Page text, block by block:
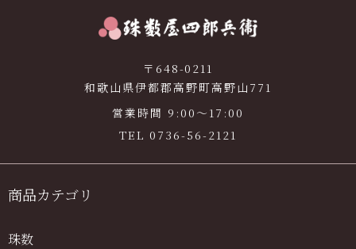
〒648-0211
和歌山県伊都郡高野町高野山771
営業時間 9:00〜17:00
TEL 0736-56-2121
商品カテゴリ
珠数